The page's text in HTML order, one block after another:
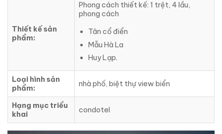
Thiết kế sản
phẩm:
Phong cách thiết kế: 1 trệt, 4 lầu,
phong cách
Tân cổ điển
Mẫu Hà La
Huy Lạp.
Loại hình sản
phẩm:
nhà phố, biệt thự view biển
Hạng mục triểu
khai
condotel